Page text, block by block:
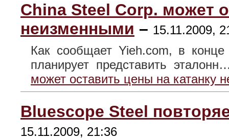
China Steel Corp. может
неизменными – 15.11.2009,
Как сообщает Yieh.com, в
планирует представить
может оставить цены на катанку
Bluescope Steel
15.11.2009, 21:36